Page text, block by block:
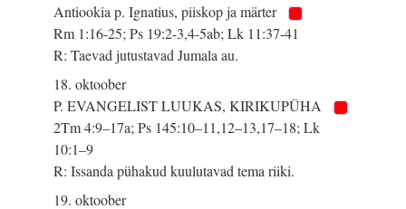
Antiookia p. Ignatius, piiskop ja märter
Rm 1:16-25; Ps 19:2-3,4-5ab; Lk 11:37-41
R: Taevad jutustavad Jumala au.
18. oktoober
P. EVANGELIST LUUKAS, KIRIKUPÜHA
2Tm 4:9–17a; Ps 145:10–11,12–13,17–18; Lk
10:1–9
R: Issanda pühakud kuulutavad tema riiki.
19. oktoober